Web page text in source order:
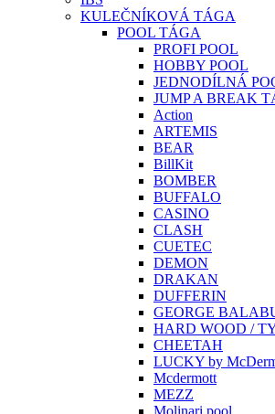
KULEČNÍKOVÁ TÁGA
POOL TÁGA
PROFI POOL
HOBBY POOL
JEDNODÍLNÁ
JUMP A BREAK
Action
ARTEMIS
BEAR
BillKit
BOMBER
BUFFALO
CASINO
CLASH
CUETEC
DEMON
DRAKAN
DUFFERIN
GEORGE
HARD WOOD /
CHEETAH
LUCKY by
Mcdermott
MEZZ
Molinari pool